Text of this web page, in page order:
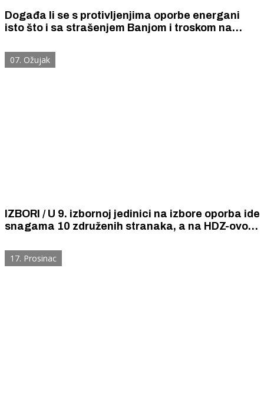
Događa li se s protivljenjima oporbe energani
isto što i sa strašenjem Banjom i troskom na
07. Ožujak
IZBORI / U 9. izbornoj jedinici na izbore oporba ide
snagama 10 združenih stranaka, a na HDZ-ovog
Sabinu Glasovac
17. Prosinac